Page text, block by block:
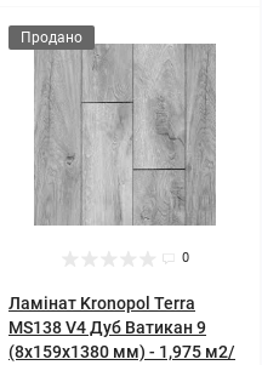
Продано
0
Ламінат Kronopol Terra
MS138 V4 Дуб Ватикан 9
(8x159x1380 мм) - 1,975 м2/